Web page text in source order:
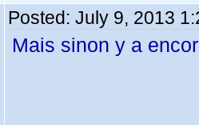
Posted: July 9, 2013
Mais sinon y a